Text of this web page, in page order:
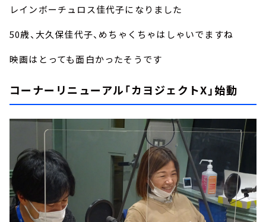
レインボーチュロス佳代子になりました
50歳、大久保佳代子、めちゃくちゃはしゃいでますね
映画はとっても面白かったそうです
コーナーリニューアル「カヨジェクトX」始動